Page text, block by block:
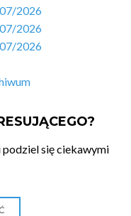
2026
2026
2026
podziel się ciekawymi